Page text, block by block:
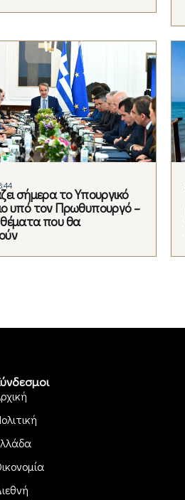
σήμερα το Υπουργικό
υπό τον Πρωθυπουργό –
που θα